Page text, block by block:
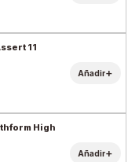
11
Añadir+
High
Añadir+